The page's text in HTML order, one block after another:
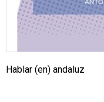
Hablar (en) andaluz